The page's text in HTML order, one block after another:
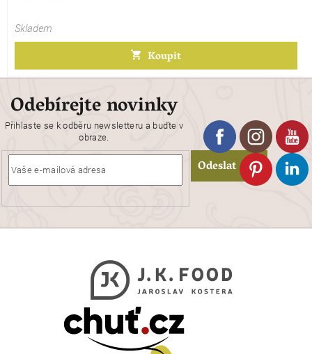
Skladem
Koupit
Odebírejte novinky
Přihlaste se k odběru newsletteru a buďte v
obraze.
Odeslat